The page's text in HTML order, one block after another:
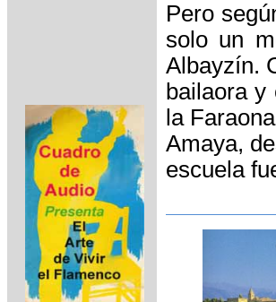
Pero
solo un
Albayzín.
bailaora
la
Amaya,
escuela